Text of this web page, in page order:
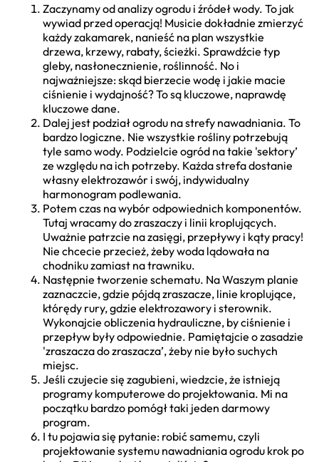
Zaczynamy od analizy ogrodu i źródeł wody. To jak
wywiad przed operacją! Musicie dokładnie zmierzyć
każdy zakamarek, nanieść na plan wszystkie
drzewa, krzewy, rabaty, ścieżki. Sprawdźcie typ
gleby, nasłonecznienie, roślinność. No i
najważniejsze: skąd bierzecie wodę i jakie macie
ciśnienie i wydajność? To są kluczowe, naprawdę
kluczowe dane.
Dalej jest podział ogrodu na strefy nawadniania. To
bardzo logiczne. Nie wszystkie rośliny potrzebują
tyle samo wody. Podzielcie ogród na takie 'sektory’
ze względu na ich potrzeby. Każda strefa dostanie
własny elektrozawór i swój, indywidualny
harmonogram podlewania.
Potem czas na wybór odpowiednich komponentów.
Tutaj wracamy do zraszaczy i linii kroplujących.
Uważnie patrzcie na zasięgi, przepływy i kąty pracy!
Nie chcecie przecież, żeby woda lądowała na
chodniku zamiast na trawniku.
Następnie tworzenie schematu. Na Waszym planie
zaznaczcie, gdzie pójdą zraszacze, linie kroplujące,
którędy rury, gdzie elektrozawory i sterownik.
Wykonajcie obliczenia hydrauliczne, by ciśnienie i
przepływ były odpowiednie. Pamiętajcie o zasadzie
'zraszacza do zraszacza’, żeby nie było suchych
miejsc.
Jeśli czujecie się zagubieni, wiedzcie, że istnieją
programy komputerowe do projektowania. Mi na
początku bardzo pomógł taki jeden darmowy
program.
I tu pojawia się pytanie: robić samemu, czyli
projektowanie systemu nawadniania ogrodu krok po